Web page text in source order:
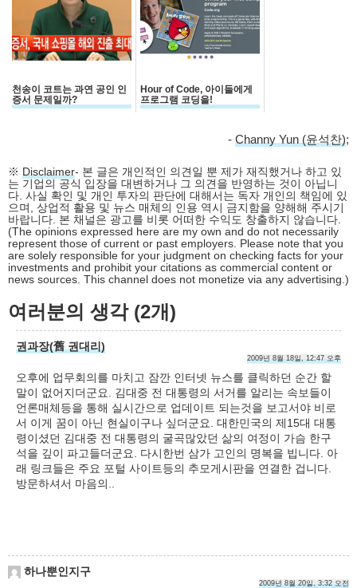
천송이 코트는 과연 공인 인
증서 문제일까?
Hour of Code, 아이들에게
프로그램 코딩을!
- Channy Yun (윤석찬);
※ Disclaimer- 본 글은 개인적인 의견일 뿐 제가 재직했거나 하고 있
는 기업의 공식 입장을 대변하거나 그 의견을 반영하는 것이 아닙니
다. 사실 확인 및 개인 투자의 판단에 대해서는 독자 개인의 책임에 있
으며, 상업적 활용 및 뉴스 매체의 인용 역시 금지함을 양해해 주시기
바랍니다. 본 채널은 광고를 비롯 어떠한 수익도 창출하지 않습니다.
(The opinions expressed here are my own and do not necessarily
represent those of current or past employers. Please note that you
are solely responsible for your judgment on checking facts for your
investments and prohibit your citations as commercial content or
news sources. This channel does not monetize via any advertising.)
여러분의 생각 (2개)
권과장(舊 권대리)
2009년 8월 18일, 12:47 오후
오후에 업무회의를 마치고 잠깐 인터넷 뉴스를 클릭하던 순간 할
말이 없어지더군요. 김대중 전 대통령의 서거를 알리는 속보들이
언론매체등을 통해 실시간으로 업데이트 되는것을 보고서야 비로
서 이게 꿈이 아닌 현실이구나 싶더군요. 대한민국의 제15대 대통
령이셨던 김대중 전 대통령의 굴곡많았던 삶의 여정이 가슴 한구
석을 깊이 파고들더군요. 다시한번 삼가 고인의 명복을 빕니다. 아
래 링크들은 주요 포털 사이트등의 추모게시판을 연결한 겁니다.
방문하셔서 마음의..
하나뿐인지구
2009년 8월 20일, 3:32 오전